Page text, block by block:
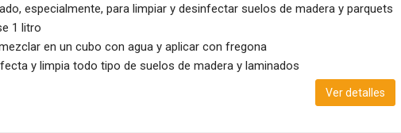
especialmente, para limpiar y desinfectar suelos de madera y parquets
1 litro
en un cubo con agua y aplicar con fregona
y limpia todo tipo de suelos de madera y laminados
Ver detalles